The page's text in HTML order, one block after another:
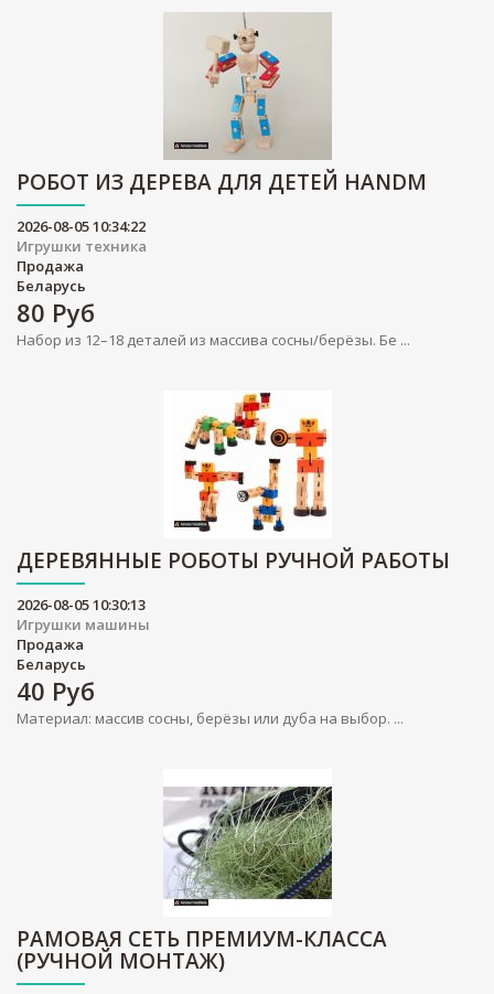
РОБОТ ИЗ ДЕРЕВА ДЛЯ ДЕТЕЙ HANDM
2026-08-05 10:34:22
Игрушки техника
Продажа
Беларусь
80 Руб
Набор из 12–18 деталей из массива сосны/берёзы. Бе ...
ДЕРЕВЯННЫЕ РОБОТЫ РУЧНОЙ РАБОТЫ
2026-08-05 10:30:13
Игрушки машины
Продажа
Беларусь
40 Руб
Материал: массив сосны, берёзы или дуба на выбор. ...
РАМОВАЯ СЕТЬ ПРЕМИУМ-КЛАССА
(РУЧНОЙ МОНТАЖ)